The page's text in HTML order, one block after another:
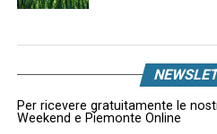
Per ricevere gratuitamente le
Weekend e Piemonte Online